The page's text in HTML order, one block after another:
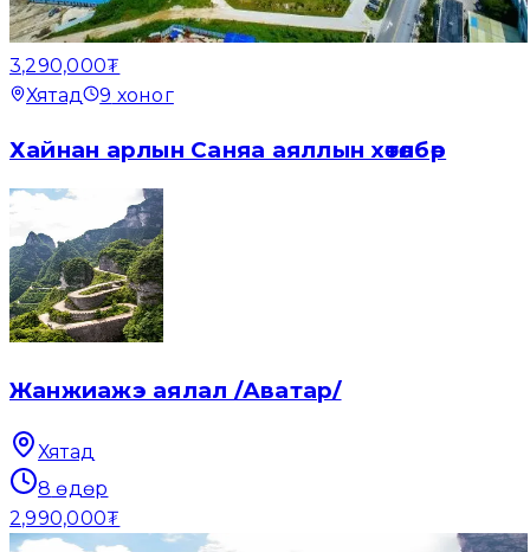
3,290,000₮
Хятад
9 хоног
Хайнан арлын Саняа аяллын хөтөлбөр
Жанжиажэ аялал /Аватар/
Хятад
8 өдөр
2,990,000₮